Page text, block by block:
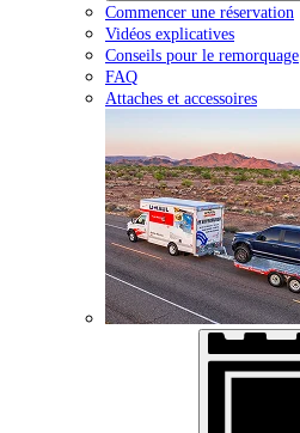
Commencer une réservation
Vidéos explicatives
Conseils pour le remorquage
FAQ
Attaches et accessoires